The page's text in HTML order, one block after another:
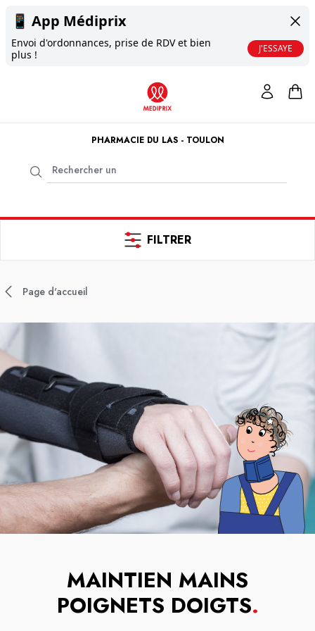
📱 App Médiprix
Envoi d'ordonnances, prise de RDV et bien
plus !
J'ESSAYE
PHARMACIE DU LAS - TOULON
FILTRER
Page d'accueil
MAINTIEN MAINS
POIGNETS DOIGTS.